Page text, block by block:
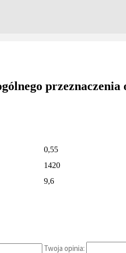
przeznaczenia
0,55
1420
9,6
Twoja opinia: